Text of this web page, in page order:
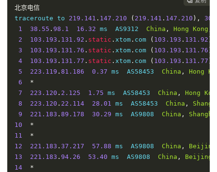
北京电信
traceroute to 219.141 . 147.210 ( 219.141 . 147.210 ), 30
1
38.55 . 98.1 16.32 ms  AS9312 China , Hong Kong
2
103.193 . 131.92 . static . xtom . com ( 103.193 . 131.92
3
103.193 . 131.76 . static . xtom . com ( 103.193 . 131.76
4
103.193 . 131.77 . static . xtom . com ( 103.193 . 131.77
5
223.119 . 81.186 0.37 ms  AS58453 China , Hong
6
*
7
223.120 . 2.125 1.75 ms  AS58453 China , Hong
8
223.120 . 22.114 28.01 ms  AS58453 China ,
9
221.183 . 89.178 30.29 ms  AS9808 China ,
10
*
11
*
12
221.183 . 37.217 57.88 ms  AS9808 China , Beijing
13
221.183 . 94.26 53.40 ms  AS9808 China , Beijing
14
*